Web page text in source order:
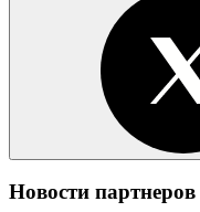
Новости партнеров